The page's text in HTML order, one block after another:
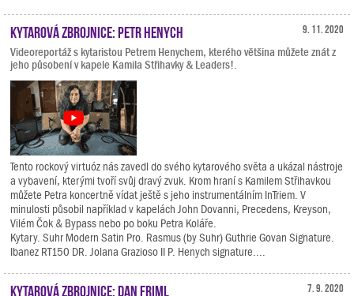
9. 11. 2020
Kytarová zbrojnice: Petr Henych
Videoreportáž s kytaristou Petrem Henychem, kterého většina můžete znát z
jeho působení v kapele Kamila Střihavky & Leaders!.
Tento rockový virtuóz nás zavedl do svého kytarového světa a ukázal nástroje
a vybavení, kterými tvoří svůj dravý zvuk. Krom hraní s Kamilem Střihavkou
můžete Petra koncertně vídat ještě s jeho instrumentálním InTriem. V
minulosti působil například v kapelách John Dovanni, Precedens, Kreyson,
Vilém Čok & Bypass nebo po boku Petra Koláře.
Kytary. Suhr Modern Satin Pro. Rasmus (by Suhr) Guthrie Govan Signature.
Ibanez RT150 DR. Jolana Grazioso II P. Henych signature....
7. 9. 2020
Kytarová zbrojnice: Dan Friml